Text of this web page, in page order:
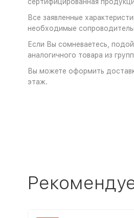
сертифицированная
Все заявленные
необходимые
Если Вы сомневаетесь,
аналогичного товара из
Вы можете оформить
этаж.